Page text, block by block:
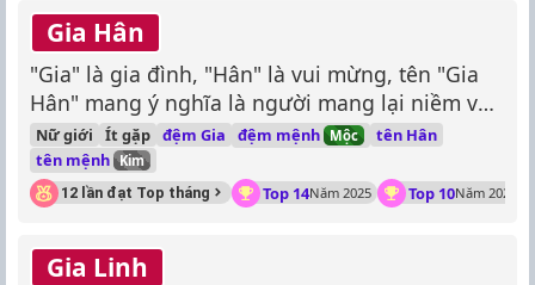
Gia Hân
"Gia" là gia đình, "Hân" là vui mừng, tên "Gia
Hân" mang ý nghĩa là người mang lại niềm vui,
hạnh phúc cho gia đình.
Nữ giới Ít gặp đệm Gia đệm mệnh Mộc
tên Hân
tên mệnh Kim
12 lần đạt Top tháng
Top 14Năm 2025 Top 10Năm 2024
Gia Linh